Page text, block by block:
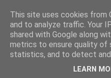
This site uses cookies from
and to analyze traffic. Your
shared with Google along
metrics to ensure quality of
statistics, and to detect and
LEARN